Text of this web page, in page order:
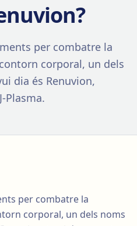
per combatre la
corporal, un dels
dia és Renuvion,
Plasma.
per combatre la
corporal, un dels noms